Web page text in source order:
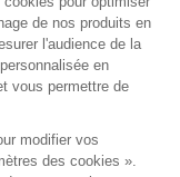
Instagram